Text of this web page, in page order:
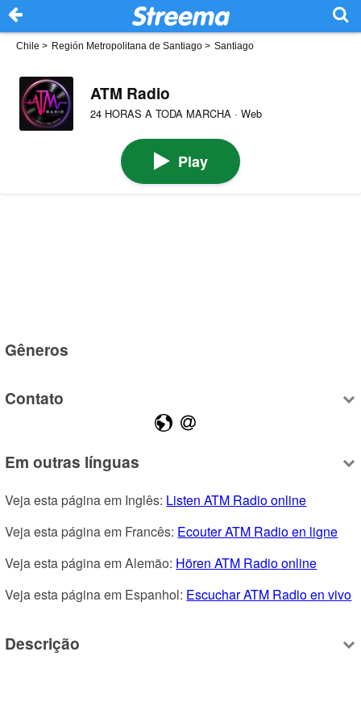
Chile > Región Metropolitana de Santiago > Santiago
ATM Radio
24 HORAS A TODA MARCHA · Web
Play
Gêneros
Contato
Em outras línguas
Veja esta página em Inglês: Listen ATM Radio online
Veja esta página em Francês: Ecouter ATM Radio en ligne
Veja esta página em Alemão: Hören ATM Radio online
Veja esta página em Espanhol: Escuchar ATM Radio en vivo
Descrição